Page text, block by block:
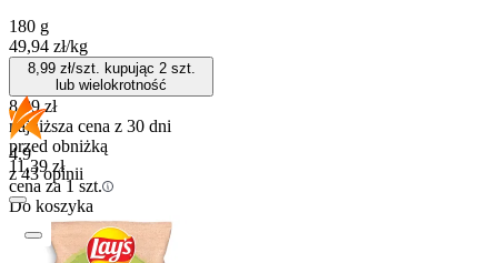
180 g
49,94 zł/kg
8,99zł/szt. kupując 2szt.
lub wielokrotność
8,99 zł
najniższa cena z 30 dni
przed obniżką
11,39 zł
cena za 1 szt.
Do koszyka
4.9
z 43 opinii